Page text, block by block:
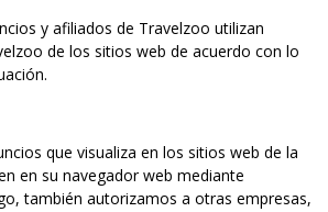
y afiliados de Travelzoo utilizan
de los sitios web de acuerdo con lo
que visualiza en los sitios web de la
en su navegador web mediante
también autorizamos a otras empresas,